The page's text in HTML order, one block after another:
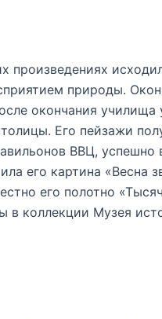
произведениях
природы.
окончания
Его пейзажи
ВВЦ,
его картина «Весна
его полотно
в коллекции Музея